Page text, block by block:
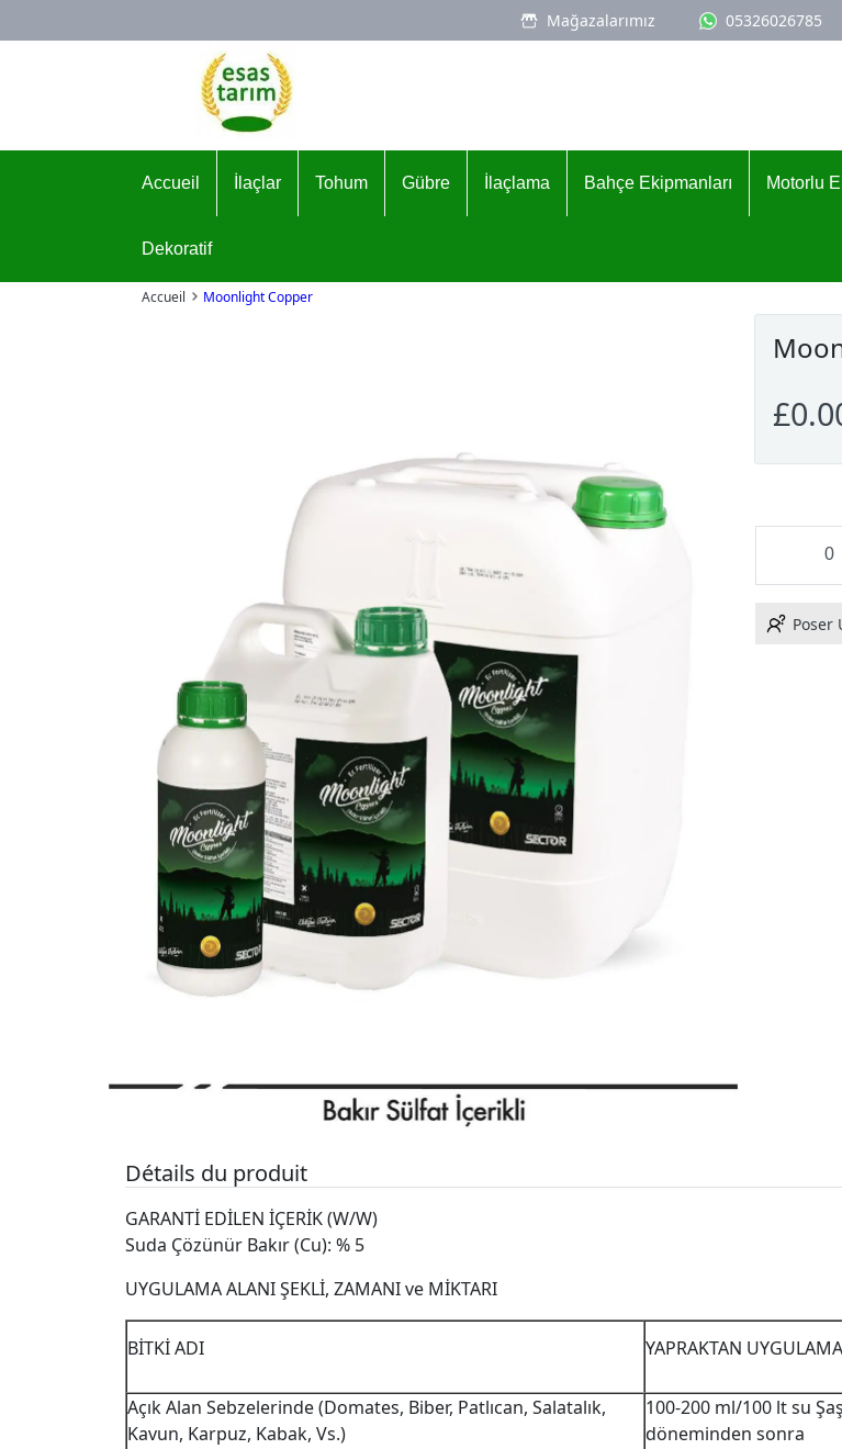
Mağazalarımız 05326026785
Logo
Accueil İlaçlar Tohum Gübre İlaçlama Bahçe Ekipmanları Motorlu
Dekoratif
Accueil Moonlight Copper
Poser
Détails du produit
GARANTİ EDİLEN İÇERİK (W/W)
Suda Çözünür Bakır (Cu): % 5
UYGULAMA ALANI ŞEKLİ, ZAMANI ve MİKTARI
BİTKİ ADI YAPRAKTAN UYGULAMA
Açık Alan Sebzelerinde (Domates, Biber, Patlıcan, Salatalık,
Kavun, Karpuz, Kabak, Vs.)
100-200 ml/100 lt su
döneminden sonra